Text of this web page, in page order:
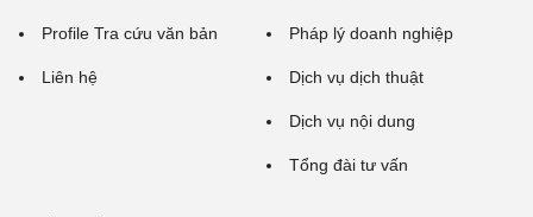
Profile Tra cứu văn bản
Liên hệ
Pháp lý doanh nghiệp
Dịch vụ dịch thuật
Dịch vụ nội dung
Tổng đài tư vấn